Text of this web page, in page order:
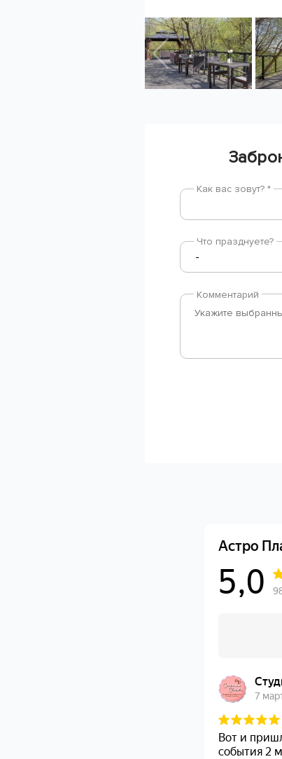
Как вас зовут? *
Что празднуете?
Комментарий